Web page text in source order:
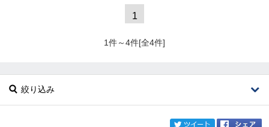
1
1件～4件[全4件]
絞り込み